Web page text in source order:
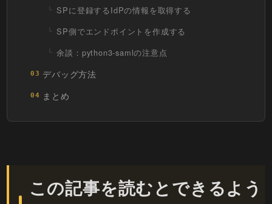
SPに登録するIdPの情報を取得する
SP側でエンドポイントを作成する
余談：python3-samlの注意点
03 デバッグ方法
04 まとめ
この記事を読むとできるよう